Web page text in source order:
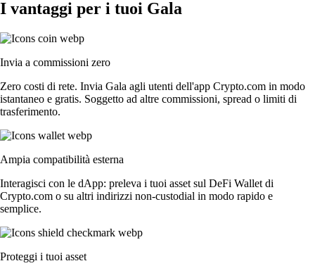
I vantaggi per i tuoi Gala
Invia a commissioni zero
Zero costi di rete. Invia Gala agli utenti dell'app Crypto.com in modo
istantaneo e gratis. Soggetto ad altre commissioni, spread o limiti di
trasferimento.
Ampia compatibilità esterna
Interagisci con le dApp: preleva i tuoi asset sul DeFi Wallet di
Crypto.com o su altri indirizzi non-custodial in modo rapido e
semplice.
Proteggi i tuoi asset